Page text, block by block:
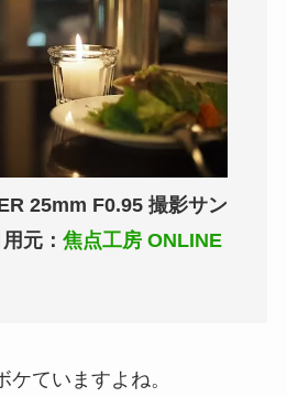
25mm F0.95 撮影サン
元： 焦点工房 ONLINE
ていますよね。